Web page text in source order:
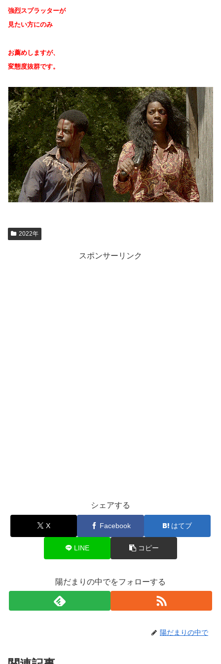
強烈スプラッターが
見たい方にのみ
お薦めしますが、
変態度抜群です。
2022年
スポンサーリンク
シェアする
X Facebook はてブ
LINE コピー
陽だまりの中でをフォローする
陽だまりの中で